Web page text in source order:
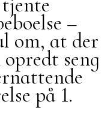
–
om, at der
seng
på 1.